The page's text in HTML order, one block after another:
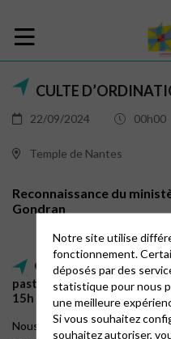
CULTE
22/09/2024 00h00
Temple de Nantes
Reconnaissance du
Gondran
Culte d'ordination -
pastoral de Rafaële
15h au Temple de Nantes
Nous partagerons un verre de
Notre site utilise
fonctionnement.
déposés par des
statistique pour nous
une meilleure
Si vous souhaitez
souhaitez autoriser,